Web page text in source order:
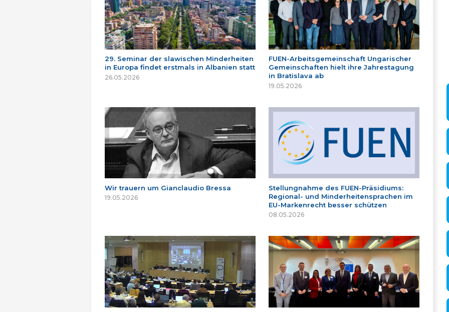
29. Seminar der slawischen Minderheiten
in Europa findet erstmals in Albanien statt
26.05.2026
FUEN-Arbeitsgemeinschaft Ungarischer
Gemeinschaften hielt ihre Jahrestagung
in Bratislava ab
19.05.2026
Wir trauern um Gianclaudio Bressa
19.05.2026
Stellungnahme des FUEN-Präsidiums:
Regional- und Minderheitensprachen im
EU-Markenrecht besser schützen
08.05.2026